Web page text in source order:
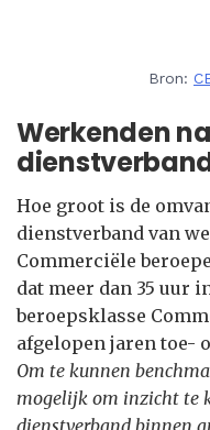
Bron:
Werkenden
Hoe groot is de
dienstverband van
Commerciële
dat meer dan 35 uur
beroepsklasse
afgelopen jaren toe-
Om te kunnen
mogelijk om inzicht te
dienstverband binnen